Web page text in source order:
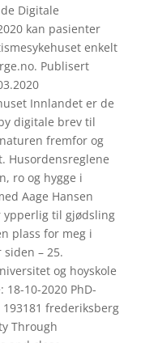
Digitale
kan pasienter
enkelt
Publisert
Innlandet er de
digitale brev til
fremfor og
Husordensreglene
ro og hygge i
Aage Hansen
ypperlig til gjødsling
plass for meg i
siden – 25.
og hoyskole
18-10-2020 PhD-
193181 frederiksberg
Through